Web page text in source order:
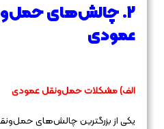
2. چالش‌های
عمودی
الف) مشکلات حمل‌ونقل عمودی
یکی از بزرگترین چالش‌های